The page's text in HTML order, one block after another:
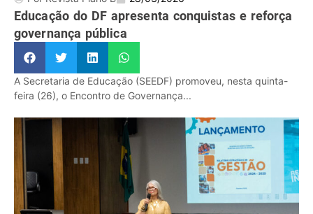
Educação do DF apresenta conquistas e reforça
governança pública
A Secretaria de Educação (SEEDF) promoveu, nesta quinta-
feira (26), o Encontro de Governança...